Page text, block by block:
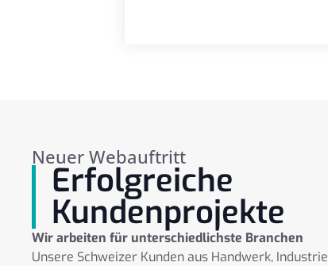
Neuer Webauftritt
Erfolgreiche
Kundenprojekte
Wir arbeiten für unterschiedlichste Branchen
Unsere Schweizer Kunden aus Handwerk, Industrie